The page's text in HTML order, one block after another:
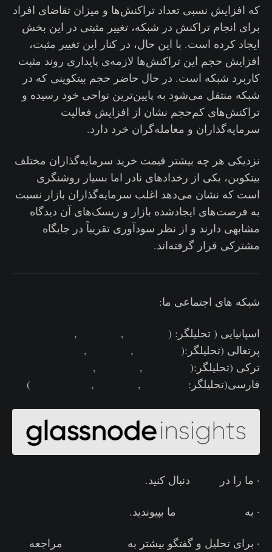
که افزایش نسبی تعداد تراکنش‌ها و میزان تقاضای افراد
برای انجام تراکنش در شبکه، تغییر مثبتی در این بخش
ایجاد کرده است. با این حال، در کنار این تغییر مثبت،
افزایش حجم این تراکنش‌ها لازمه‌ی پایداری روند مثبت
کاربرد شبکه است. در حال حاضر حجم بیتکوینی که در
شبکه منتقل می‌شود به پایین‌ترین نواحی خود رسیده ‌و
تراکنش‌های کم‌حجم نشان از افزایش فعالیت
سرمایه‌گذاران و معامله‌گران خرد دارد.
نزدیکی هر چه بیشتر قیمت خرید سرمایه‌گذاران مختلف
بیتکوین، یکی از رخدادهای نادر اما بسیار روشنگری
است که نشان می‌دهد اغلب سرمایه‌گذاران بازار نسبت
به فرصت‌های ایجادشده بازار و ریسک‌های آن دیدگاه
مشابهی دارند و از نظر سودآوری تقریباً در جایگاه
مشترکی قرار گرفته‌اند.
شبکه های اجتماعی ما:
اسپانیایی ( تحلیلگر: ( , ,
پرتغالی (تحلیلگر:(
, ,
ترکی (تحلیلگر:(
, ,
فارسی(تحلیلگر:
, ,
)
· ما را در دنبال کنید.
· به ما بپیوندید.
· برای تحلیل و گفتگو بیشتر به
مراجعه